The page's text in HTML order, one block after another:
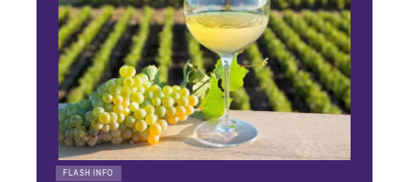
FLASH INFO